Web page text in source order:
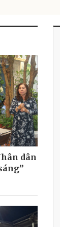
dân